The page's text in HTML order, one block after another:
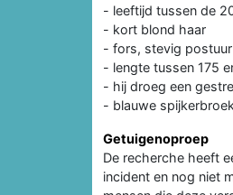
- leeftijd tussen de
- kort blond haar
- fors, stevig postuur
- lengte tussen 175
- hij droeg een
- blauwe
Getuigenoproep
De recherche heeft
incident en nog niet